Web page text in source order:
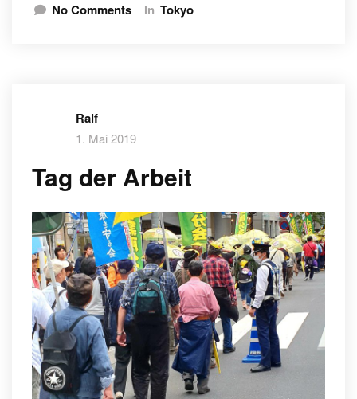
No Comments In Tokyo
Ralf
1. Mai 2019
Tag der Arbeit